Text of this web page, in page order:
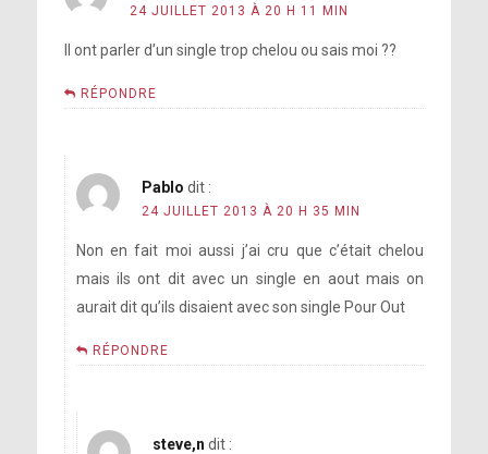
24 JUILLET 2013 À 20 H 11 MIN
Il ont parler d’un single trop chelou ou sais moi ??
RÉPONDRE
Pablo dit :
24 JUILLET 2013 À 20 H 35 MIN
Non en fait moi aussi j’ai cru que c’était chelou
mais ils ont dit avec un single en aout mais on
aurait dit qu’ils disaient avec son single Pour Out
RÉPONDRE
steve,n dit :